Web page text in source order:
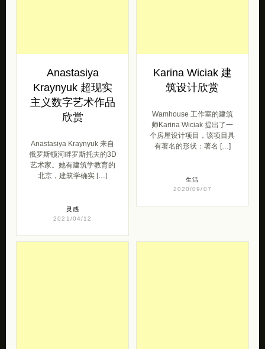
Anastasiya
Kraynyuk 超现实
主义数字艺术作品
欣赏
Anastasiya Kraynyuk 来自
俄罗斯顿河畔罗斯托夫的3D
艺术家。她有建筑学教育的
北京，建筑学确实 […]
灵感
2021/04/12
Karina Wiciak 建
筑设计欣赏
Wamhouse 工作室的建筑
师Karina Wiciak 提出了一
个房屋设计项目，该项目具
有著名的形状：著名 […]
生活
2020/09/07